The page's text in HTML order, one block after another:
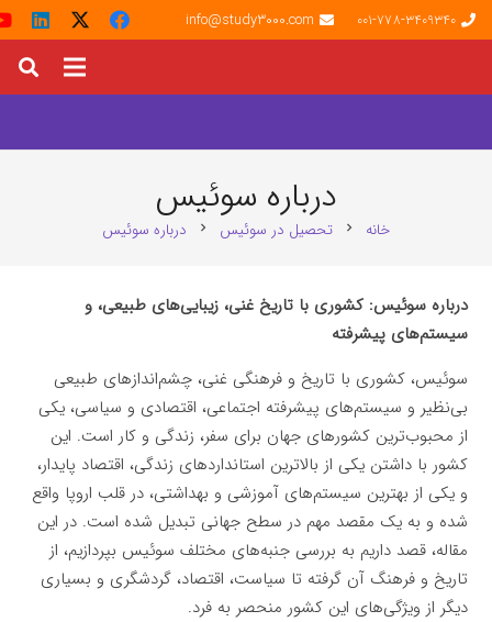
001-778-3409340
info@study3000.com
درباره سوئیس
خانه chevron_right تحصیل در سوئیس chevron_right درباره سوئیس
درباره سوئیس: کشوری با تاریخ غنی، زیبایی‌های طبیعی، و
سیستم‌های پیشرفته
سوئیس، کشوری با تاریخ و فرهنگی غنی، چشم‌اندازهای طبیعی
بی‌نظیر و سیستم‌های پیشرفته اجتماعی، اقتصادی و سیاسی، یکی
از محبوب‌ترین کشورهای جهان برای سفر، زندگی و کار است. این
کشور با داشتن یکی از بالاترین استانداردهای زندگی، اقتصاد پایدار،
و یکی از بهترین سیستم‌های آموزشی و بهداشتی، در قلب اروپا واقع
شده و به یک مقصد مهم در سطح جهانی تبدیل شده است. در این
مقاله، قصد داریم به بررسی جنبه‌های مختلف سوئیس بپردازیم، از
تاریخ و فرهنگ آن گرفته تا سیاست، اقتصاد، گردشگری و بسیاری
دیگر از ویژگی‌های این کشور منحصر به فرد.